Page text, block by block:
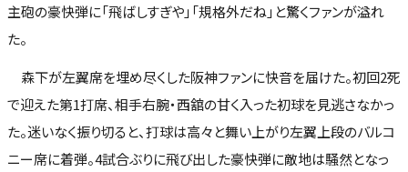
主砲の豪快弾に「飛ばしすぎや」「規格外だね」と驚くファンが溢れ
た。
森下が左翼席を埋め尽くした阪神ファンに快音を届けた。初回2死
で迎えた第1打席、相手右腕・西舘の甘く入った初球を見逃さなかっ
た。迷いなく振り切ると、打球は高々と舞い上がり左翼上段のバルコ
ニー席に着弾。4試合ぶりに飛び出した豪快弾に敵地は騒然となっ